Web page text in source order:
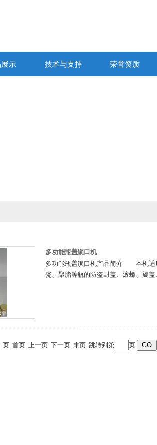
展示 技术与支持 荣誉资质
多功能瓶盖锁口机
多功能瓶盖锁口机产品简介 本机适
瓷、聚脂等瓶的防盗封盖、滚螺、旋盖
页 首页 上一页 下一页 末页 跳转到第 页